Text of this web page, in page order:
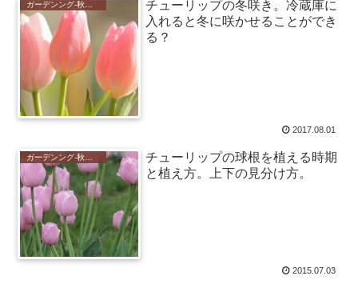
チューリップの冬咲き。冷蔵庫に
入れると冬に咲かせることができ
る？
2017.08.01
チューリップの球根を植える時期
と植え方。上下の見分け方。
2015.07.03